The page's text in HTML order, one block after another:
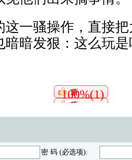
这一骚操作，直接
暗暗发狠：这么玩
100%(1)
密 码 (必选项):